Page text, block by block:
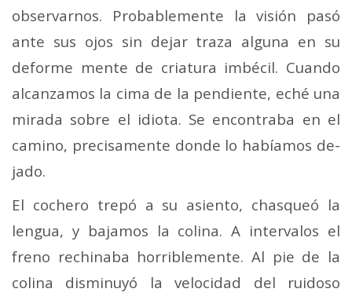
observarnos. Probablemente la visión pasó
ante sus ojos sin dejar traza alguna en su
deforme mente de criatura imbécil. Cuando
alcanzamos la cima de la pendiente, eché una
mirada sobre el idiota. Se encon­traba en el
camino, precisamente donde lo habíamos de­
jado.
El cochero trepó a su asiento, chasqueó la
lengua, y bajamos la colina. A intervalos el
freno rechinaba horrible­mente. Al pie de la
colina disminuyó la velocidad del rui­doso